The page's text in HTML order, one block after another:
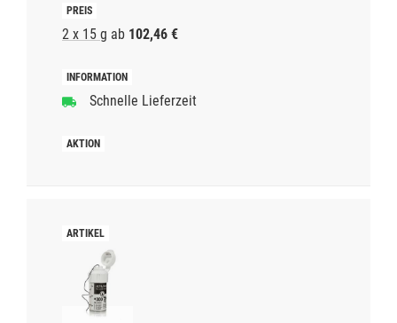
2 x 15 g ab 102,46 €
Schnelle Lieferzeit